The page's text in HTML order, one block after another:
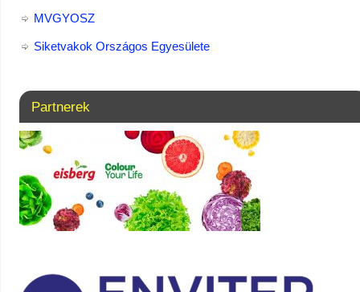
MVGYOSZ
Siketvakok Országos Egyesülete
Partnerek